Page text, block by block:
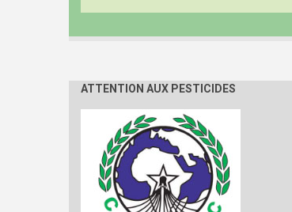
ATTENTION AUX PESTICIDES